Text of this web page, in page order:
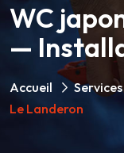
WC
—
Accueil Services
Le Landeron